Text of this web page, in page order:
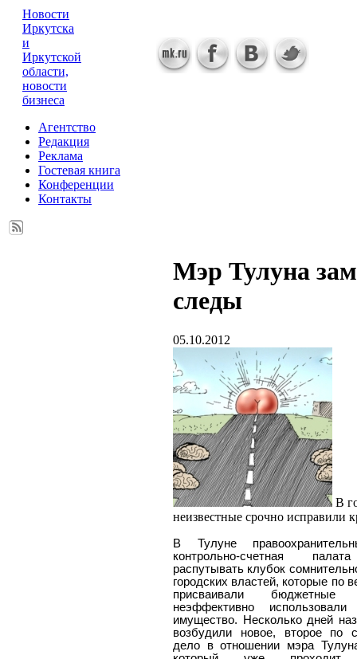
Новости
Иркутска
и
Иркутской
области,
новости
бизнеса
Агентство
Редакция
Реклама
Гостевая книга
Конференции
Контакты
Мэр Тулуна
следы
05.10.2012
В
неизвестные срочно исправили
В Тулуне
контрольно-счетная
распутывать клубок
городских властей, которые по
присваивали
неэффективно использовали
имущество. Несколько дней
возбудили новое, второе по
дело в отношении мэра